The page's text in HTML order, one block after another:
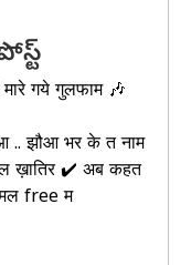
गये गुलफाम 🎶
.. झौआ भर के त नाम
ख़ातिर ✔️ अब कहत
free म